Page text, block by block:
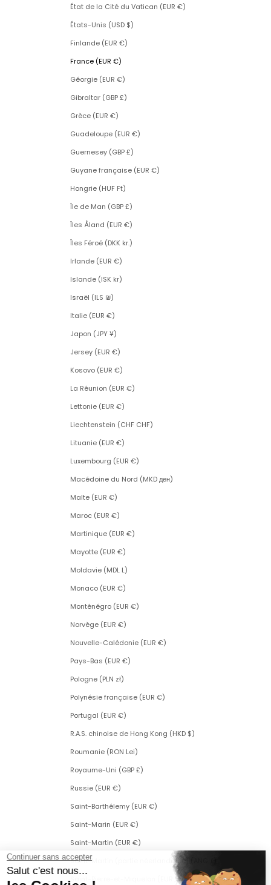
État de la Cité du Vatican (EUR €)
États-Unis (USD $)
Finlande (EUR €)
France (EUR €)
Géorgie (EUR €)
Gibraltar (GBP £)
Grèce (EUR €)
Guadeloupe (EUR €)
Guernesey (GBP £)
Guyane française (EUR €)
Hongrie (HUF Ft)
Île de Man (GBP £)
Îles Åland (EUR €)
Îles Féroé (DKK kr.)
Irlande (EUR €)
Islande (ISK kr)
Israël (ILS ₪)
Italie (EUR €)
Japon (JPY ¥)
Jersey (EUR €)
Kosovo (EUR €)
La Réunion (EUR €)
Lettonie (EUR €)
Liechtenstein (CHF CHF)
Lituanie (EUR €)
Luxembourg (EUR €)
Macédoine du Nord (MKD ден)
Malte (EUR €)
Maroc (EUR €)
Martinique (EUR €)
Mayotte (EUR €)
Moldavie (MDL L)
Monaco (EUR €)
Monténégro (EUR €)
Norvège (EUR €)
Nouvelle-Calédonie (EUR €)
Pays-Bas (EUR €)
Pologne (PLN zł)
Polynésie française (EUR €)
Portugal (EUR €)
R.A.S. chinoise de Hong Kong (HKD $)
Roumanie (RON Lei)
Royaume-Uni (GBP £)
Russie (EUR €)
Saint-Barthélemy (EUR €)
Saint-Marin (EUR €)
Saint-Martin (EUR €)
Saint-Martin (partie néerlandaise) (ANG ƒ)
Saint-Pierre-et-Miquelon (EUR €)